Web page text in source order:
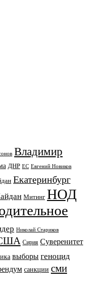
Владимир
ДНР ЕС Евгений Новиков
Екатеринбург
Митинг НОД
Николай Стариков
Сирия Суверенитет
выборы геноцид
санкции сми